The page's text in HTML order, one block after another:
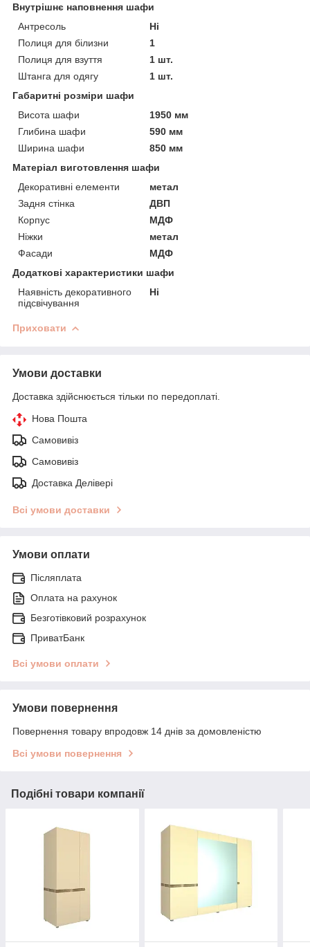
Внутрішнє наповнення шафи
Антресоль
Ні
Полиця для білизни
1
Полиця для взуття
1 шт.
Штанга для одягу
1 шт.
Габаритні розміри шафи
Висота шафи
1950 мм
Глибина шафи
590 мм
Ширина шафи
850 мм
Матеріал виготовлення шафи
Декоративні елементи
метал
Задня стінка
ДВП
Корпус
МДФ
Ніжки
метал
Фасади
МДФ
Додаткові характеристики шафи
Наявність декоративного
підсвічування
Ні
Приховати
Умови доставки
Доставка здійснюється тільки по передоплаті.
Нова Пошта
Самовивіз
Самовивіз
Доставка Делівері
Всі умови доставки
Умови оплати
Післяплата
Оплата на рахунок
Безготівковий розрахунок
ПриватБанк
Всі умови оплати
Умови повернення
Повернення товару впродовж 14 днів за домовленістю
Всі умови повернення
Подібні товари компанії